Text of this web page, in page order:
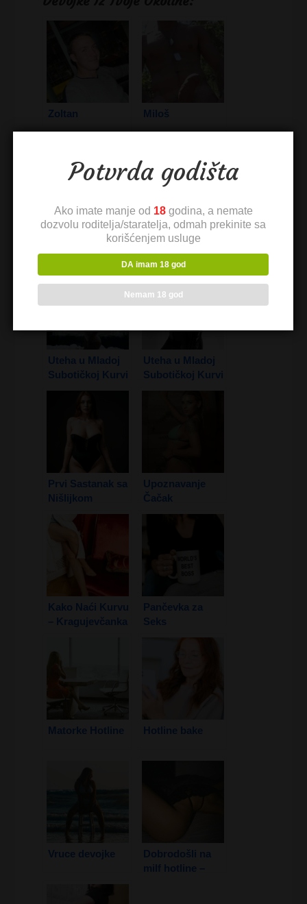
Zoltan Miloš
Kako Pronaći
Kurvu u Novom
Pogled sa
Kalemegdana
Uteha u Mladoj
Subotičkoj Kurvi
1. Deo
Uteha u Mladoj
Subotičkoj Kurvi
Prvi Sastanak sa
Nišlijkom
Upoznavanje
Čačak
Kako Naći Kurvu
– Kragujevčanka
Pančevka za
Seks
Matorke Hotline Hotline bake
Vruce devojke
Dobrodošli na
milf hotline –
Potvrda godišta
Ako imate manje od 18godina, a nemate
dozvolu roditelja/staratelja, odmah prekinite sa
korišćenjem usluge
DA imam 18 god
Nemam 18 god